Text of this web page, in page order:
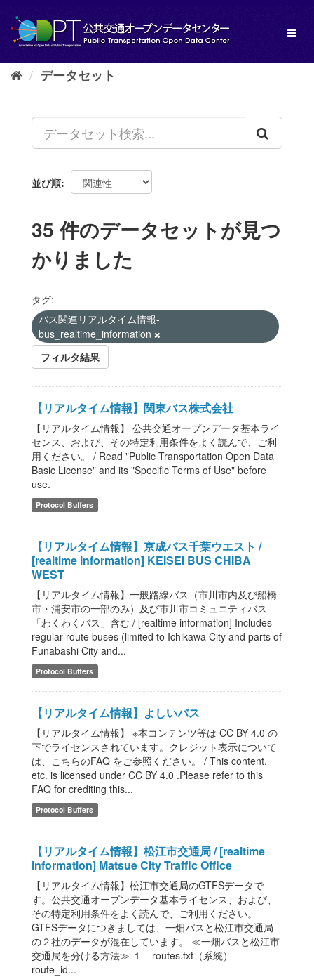
し
データセット
並び順
35 件のデータセットが見つ
かりました
タグ:
バス関連リアルタイム情報-
bus_realtime_information
フィルタ結果
【リアルタイム情報】関東バス株式会社
【リアルタイム情報】 公共交通オープンデータ基本ライ
センス、および、その特定利用条件をよく読んで、ご利
用ください。 / Read "Public Transportation Open Data
Basic License" and its "Specific Terms of Use" before
use.
Protocol Buffers
【リアルタイム情報】京成バス千葉ウエスト /
[realtime information] KEISEI BUS CHIBA
WEST
【リアルタイム情報】一般路線バス（市川市内及び船橋
市・浦安市の一部のみ）及び市川市コミュニティバス
「わくわくバス」含む / [realtime information] Includes
regular route buses (limited to Ichikawa City and parts of
Funabashi City and...
Protocol Buffers
【リアルタイム情報】よしいバス
【リアルタイム情報】 ※本コンテンツ等は CC BY 4.0 の
下でライセンスされています。クレジット表示について
は、こちらのFAQ をご参照ください。 / This content,
etc. is licensed under CC BY 4.0 .Please refer to this
FAQ for crediting this...
Protocol Buffers
【リアルタイム情報】松江市交通局 / [realtime
information] Matsue City Traffic Office
【リアルタイム情報】松江市交通局のGTFSデータで
す。公共交通オープンデータ基本ライセンス、および、
その特定利用条件をよく読んで、ご利用ください。
GTFSデータにつきましては、一畑バスと松江市交通局
の２社のデータが混在しています。 ≪一畑バスと松江市
交通局を分ける方法≫ １ routes.txt（系統）
route_id...